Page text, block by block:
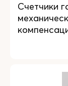
Счетчики